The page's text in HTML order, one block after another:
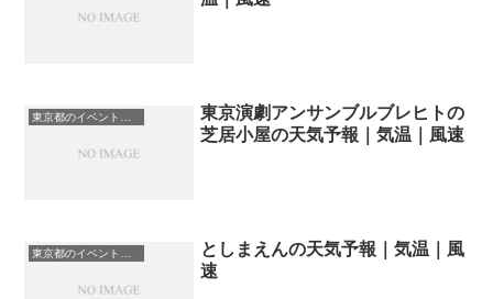
東京都のイベント会場一覧
東京演劇アンサンブルブレヒトの
芝居小屋の天気予報｜気温｜風速
としまえんの天気予報｜気温｜風
速